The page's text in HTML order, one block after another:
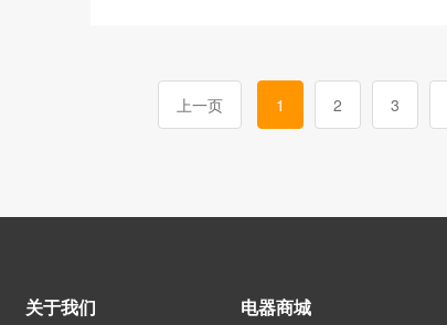
上一页 1 2 3
关于我们 电器商城